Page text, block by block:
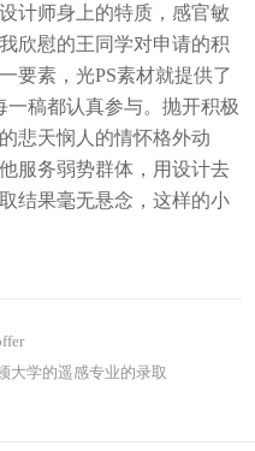
计师身上的特质，感官敏
欣慰的王同学对申请的积
要素，光PS素材就提供了
一稿都认真参与。抛开积极
悲天悯人的情怀格外动
服务弱势群体，用设计去
结果毫无悬念，这样的小
大学的遥感专业的录取